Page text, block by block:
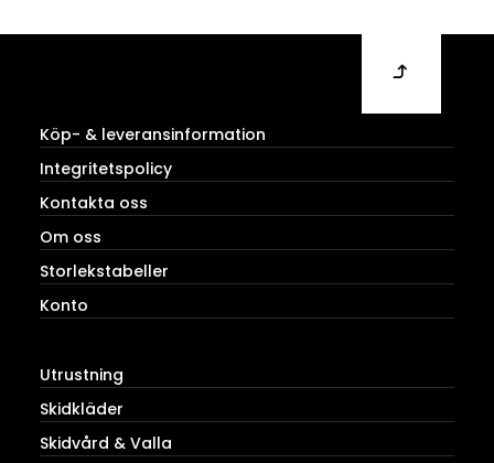
Köp- & leveransinformation
Integritetspolicy
Kontakta oss
Om oss
Storlekstabeller
Konto
Utrustning
Skidkläder
Skidvård & Valla